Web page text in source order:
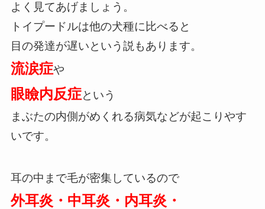
よく見てあげましょう。
トイプードルは他の犬種に比べると
目の発達が遅いという説もあります。
流涙症や
眼瞼内反症という
まぶたの内側がめくれる病気などが起こりやす
いです。
耳の中まで毛が密集しているので
外耳炎・中耳炎・内耳炎・